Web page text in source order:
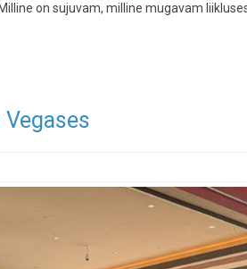
on sujuvam, milline mugavam